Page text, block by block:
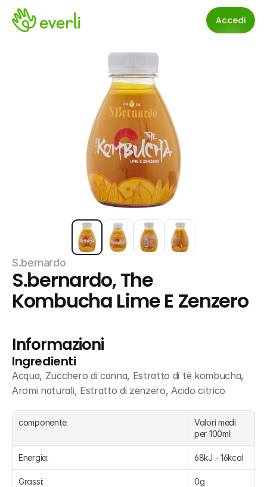
Accedi
S.bernardo
S.bernardo, The
Kombucha Lime E Zenzero
Informazioni
Ingredienti
Acqua, Zucchero di canna, Estratto di tè kombucha,
Aromi naturali, Estratto di zenzero, Acido citrico
componente
Valori medi
per 100ml:
Energia: 68kJ - 16kcal
Grassi: 0g